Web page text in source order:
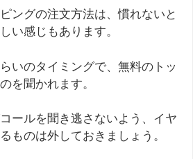
ングの注文方法は、慣れないと
い感じもあります。
いのタイミングで、無料のトッ
を聞かれます。
ールを聞き逃さないよう、イヤ
ものは外しておきましょう。